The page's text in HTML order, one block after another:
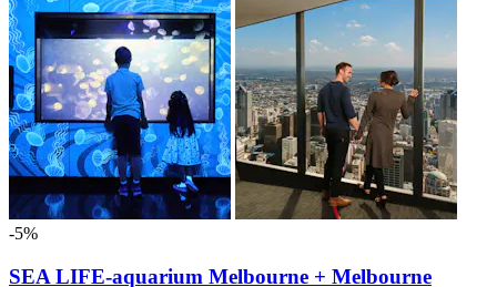
-5%
SEA LIFE-aquarium Melbourne + Melbourne